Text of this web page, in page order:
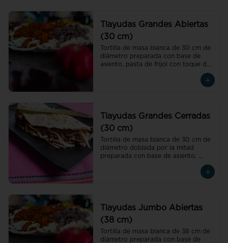
Tlayudas Grandes Abiertas
(30 cm)
Tortilla de masa blanca de 30 cm de
diámetro preparada con base de
asiento, pasta de frijol con toque de
Tlayudas Grandes Cerradas
(30 cm)
Tortilla de masa blanca de 30 cm de
diámetro doblada por la mitad
preparada con base de asiento,
pasta de frijol con toque de hoja de
Tlayudas Jumbo Abiertas
(38 cm)
Tortilla de masa blanca de 38 cm de
diámetro preparada con base de